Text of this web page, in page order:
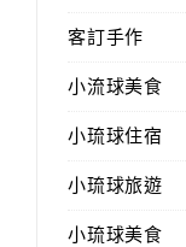
客訂手作
小流球美食
小琉球住宿
小琉球旅遊
小琉球美食